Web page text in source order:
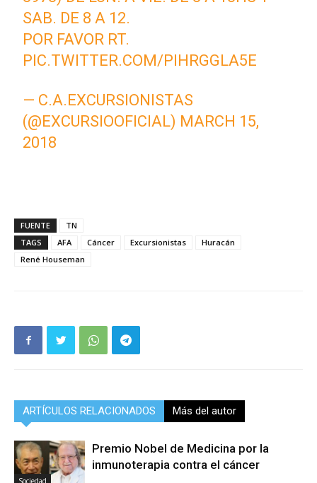
SAB. DE 8 A 12.
POR FAVOR RT.
PIC.TWITTER.COM/PIHRGGLA5E
— C.A.EXCURSIONISTAS
(@EXCURSIOOFICIAL) MARCH 15,
2018
FUENTE
TN
TAGS
AFA Cáncer Excursionistas
Huracán
René Houseman
ARTÍCULOS RELACIONADOS Más del autor
Sociedad
Premio Nobel de Medicina por la
inmunoterapia contra el cáncer